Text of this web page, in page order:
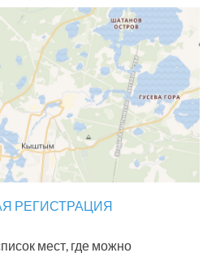
РЕГИСТРАЦИЯ
мест, где можно